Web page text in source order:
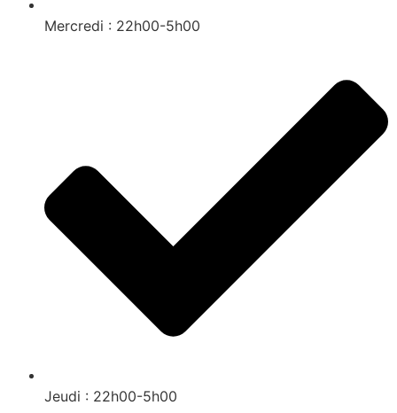
Mercredi : 22h00-5h00
Jeudi : 22h00-5h00